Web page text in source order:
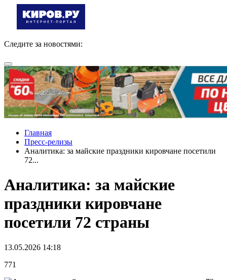
Следите за новостями:
Главная
Пресс-релизы
Аналитика: за майские праздники кировчане посетили
72...
Аналитика: за майские
праздники кировчане
посетили 72 страны
13.05.2026 14:18
771